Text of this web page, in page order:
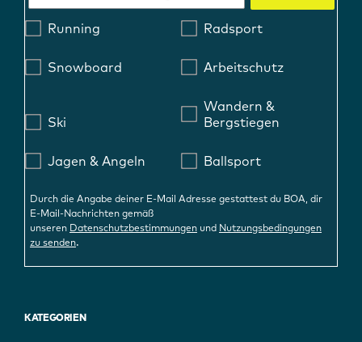
Running Radsport
Snowboard Arbeitschutz
Ski
Wandern &
Bergstiegen
Jagen & Angeln Ballsport
Durch die Angabe deiner E-Mail Adresse gestattest du BOA, dir
E-Mail-Nachrichten gemäß
unseren Datenschutzbestimmungen und Nutzungsbedingungen
zu senden.
KATEGORIEN